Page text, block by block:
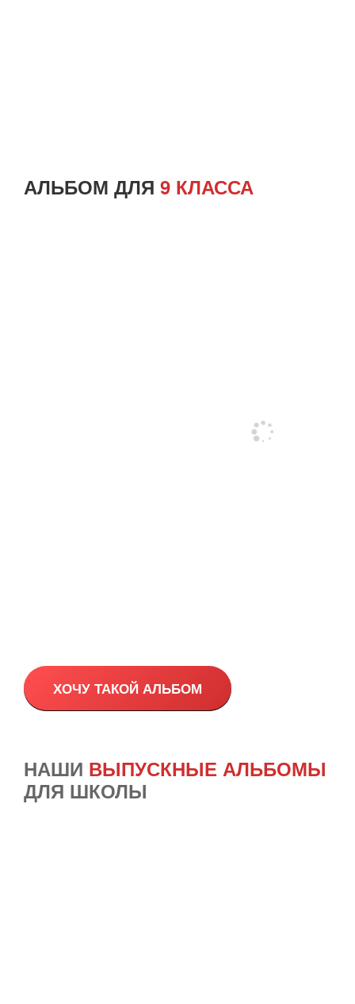
АЛЬБОМ ДЛЯ 9 КЛАССА
ХОЧУ ТАКОЙ АЛЬБОМ
НАШИ ВЫПУСКНЫЕ АЛЬБОМЫ
ДЛЯ ШКОЛЫ